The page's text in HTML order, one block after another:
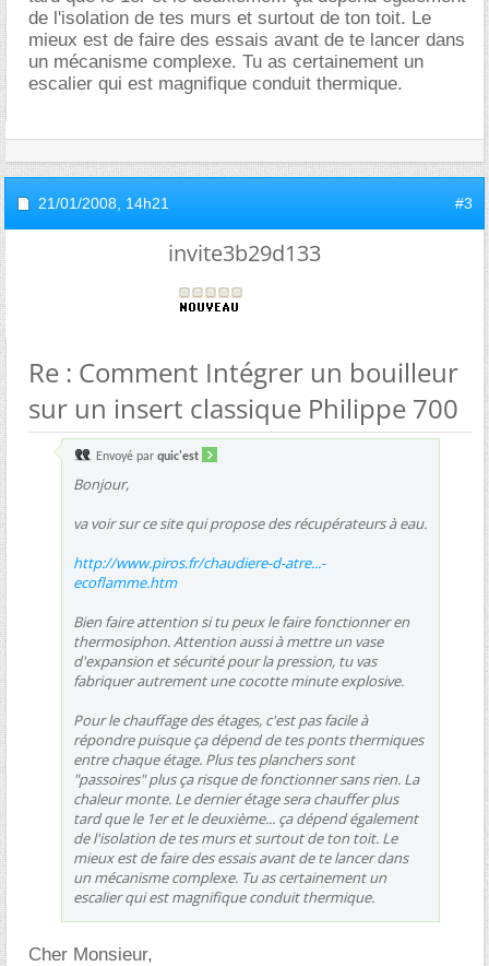
de l'isolation de tes murs et surtout de ton toit. Le
mieux est de faire des essais avant de te lancer dans
un mécanisme complexe. Tu as certainement un
escalier qui est magnifique conduit thermique.
21/01/2008, 14h21 #3
invite3b29d133
Re : Comment Intégrer un bouilleur
sur un insert classique Philippe 700
Envoyé par quic'est
Bonjour,
va voir sur ce site qui propose des récupérateurs à eau.
http://www.piros.fr/chaudiere-d-atre...-
ecoflamme.htm
Bien faire attention si tu peux le faire fonctionner en
thermosiphon. Attention aussi à mettre un vase
d'expansion et sécurité pour la pression, tu vas
fabriquer autrement une cocotte minute explosive.
Pour le chauffage des étages, c'est pas facile à
répondre puisque ça dépend de tes ponts thermiques
entre chaque étage. Plus tes planchers sont
"passoires" plus ça risque de fonctionner sans rien. La
chaleur monte. Le dernier étage sera chauffer plus
tard que le 1er et le deuxième... ça dépend également
de l'isolation de tes murs et surtout de ton toit. Le
mieux est de faire des essais avant de te lancer dans
un mécanisme complexe. Tu as certainement un
escalier qui est magnifique conduit thermique.
Cher Monsieur,